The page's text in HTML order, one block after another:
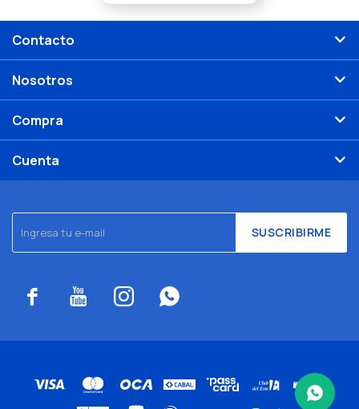
SUSCRIBIRME
   
Contacto
Nosotros
Compra
Cuenta